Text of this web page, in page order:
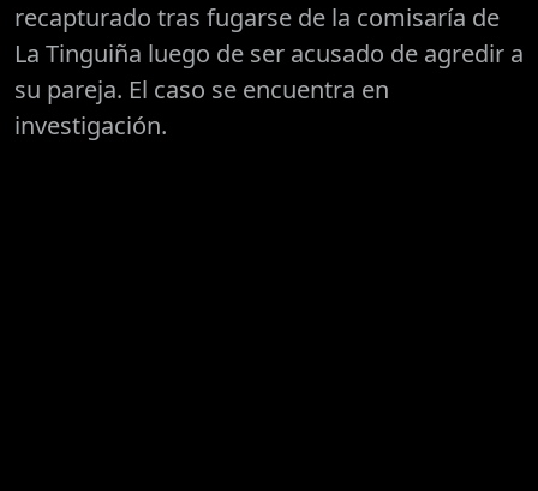
recapturado tras fugarse de la comisaría de
La Tinguiña luego de ser acusado de agredir a
su pareja. El caso se encuentra en
investigación.